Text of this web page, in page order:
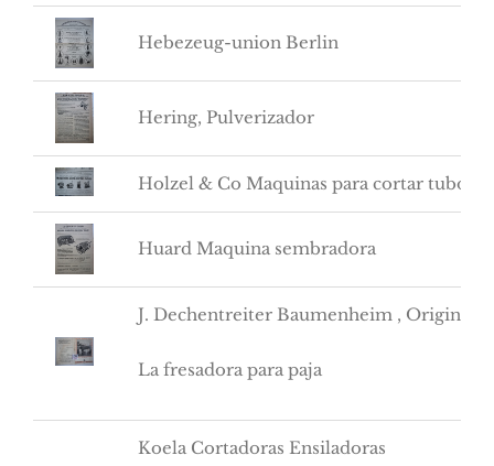
Hebezeug-union Berlin
Hering, Pulverizador
Holzel & Co Maquinas para cortar tubos
Huard Maquina sembradora
J. Dechentreiter Baumenheim , Original
La fresadora para paja
Koela Cortadoras Ensiladoras